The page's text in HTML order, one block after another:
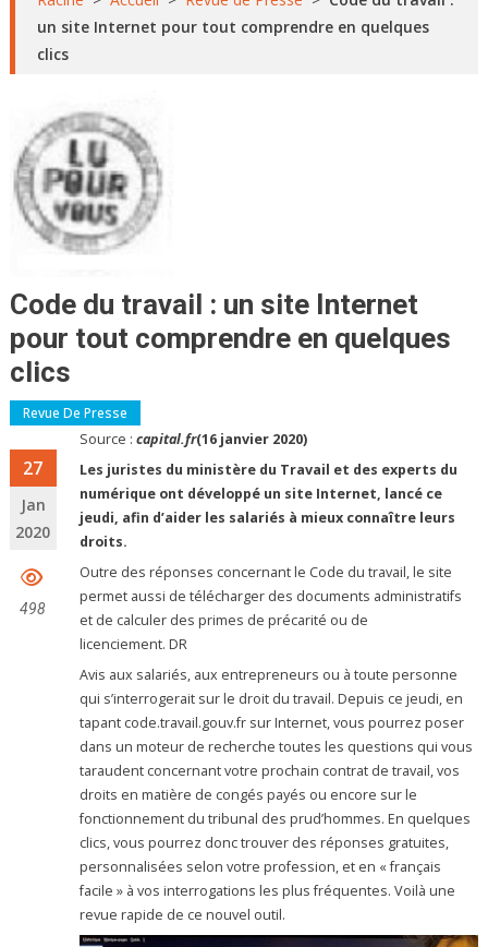
un site Internet pour tout comprendre en quelques
clics
Code du travail : un site Internet
pour tout comprendre en quelques
clics
Revue De Presse
27
Jan
2020
498
Source :capital.fr(16 janvier 2020)
Les juristes du ministère du Travail et des experts du
numérique ont développé un site Internet, lancé ce
jeudi, afin d’aider les salariés à mieux connaître leurs
droits.
Outre des réponses concernant le Code du travail, le site
permet aussi de télécharger des documents administratifs
et de calculer des primes de précarité ou de
licenciement. DR
Avis aux salariés, aux entrepreneurs ou à toute personne
qui s’interrogerait sur le droit du travail. Depuis ce jeudi, en
tapant code.travail.gouv.fr sur Internet, vous pourrez poser
dans un moteur de recherche toutes les questions qui vous
taraudent concernant votre prochain contrat de travail, vos
droits en matière de congés payés ou encore sur le
fonctionnement du tribunal des prud’hommes. En quelques
clics, vous pourrez donc trouver des réponses gratuites,
personnalisées selon votre profession, et en « français
facile » à vos interrogations les plus fréquentes. Voilà une
revue rapide de ce nouvel outil.